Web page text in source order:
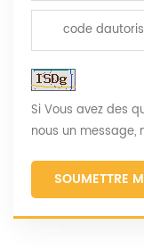
Si Vous avez des
nous un message,
SOUMETTRE